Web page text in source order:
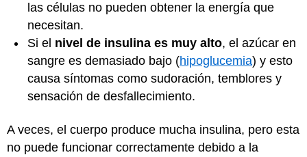
las células no pueden obtener la energía que
necesitan.
Si el nivel de insulina es muy alto, el azúcar en
sangre es demasiado bajo (hipoglucemia) y esto
causa síntomas como sudoración, temblores y
sensación de desfallecimiento.
A veces, el cuerpo produce mucha insulina, pero esta
no puede funcionar correctamente debido a la